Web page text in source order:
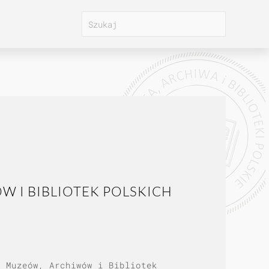
I BIBLIOTEK POLSKICH
Archiwów i Bibliotek